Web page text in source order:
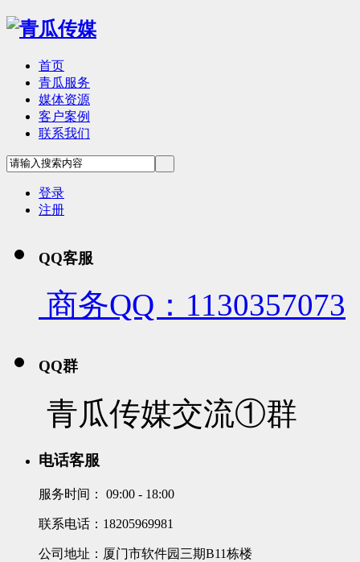
首页
青瓜服务
媒体资源
客户案例
联系我们
登录
注册
QQ客服
商务QQ：1130357073
QQ群
青瓜传媒交流①群
电话客服
服务时间： 09:00 - 18:00
联系电话：18205969981
公司地址：厦门市软件园三期B11栋楼